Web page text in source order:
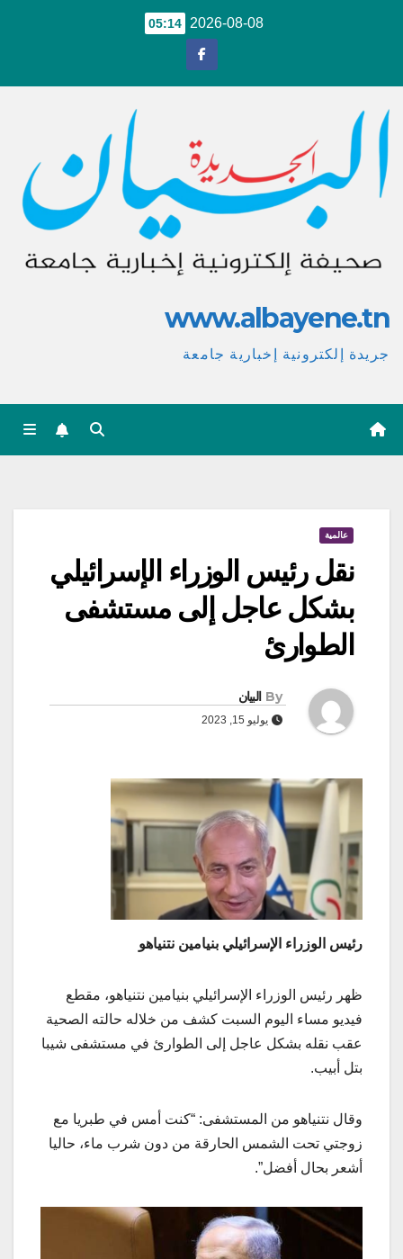
2026-08-08
05:14
www.albayene.tn
جريدة إلكترونية إخبارية جامعة
عالمية
نقل رئيس الوزراء الإسرائيلي
بشكل عاجل إلى مستشفى
الطوارئ
By البيان
يوليو 15, 2023
رئيس الوزراء الإسرائيلي بنيامين نتنياهو
ظهر رئيس الوزراء الإسرائيلي بنيامين نتنياهو، مقطع
فيديو مساء اليوم السبت كشف من خلاله حالته الصحية
عقب نقله بشكل عاجل إلى الطوارئ في مستشفى شيبا
بتل أبيب.
وقال نتنياهو من المستشفى: “كنت أمس في طبريا مع
زوجتي تحت الشمس الحارقة من دون شرب ماء، حاليا
أشعر بحال أفضل”.